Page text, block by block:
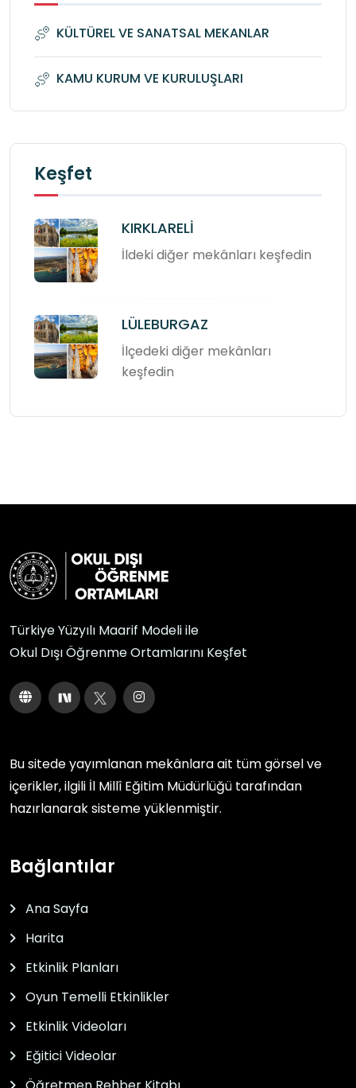
KÜLTÜREL VE SANATSAL MEKANLAR
KAMU KURUM VE KURULUŞLARI
Keşfet
KIRKLARELİ
İldeki diğer mekânları keşfedin
LÜLEBURGAZ
İlçedeki diğer mekânları
keşfedin
Türkiye Yüzyılı Maarif Modeli ile
Okul Dışı Öğrenme Ortamlarını Keşfet
Bu sitede yayımlanan mekânlara ait tüm görsel ve
içerikler, ilgili İl Millî Eğitim Müdürlüğü tarafından
hazırlanarak sisteme yüklenmiştir.
Bağlantılar
Ana Sayfa
Harita
Etkinlik Planları
Oyun Temelli Etkinlikler
Etkinlik Videoları
Eğitici Videolar